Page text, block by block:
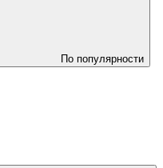
По популярности